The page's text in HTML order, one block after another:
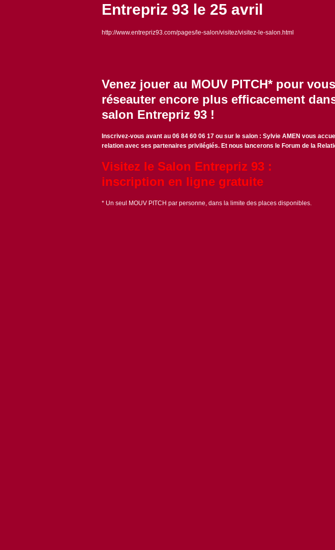
Entrepriz 93 le 25 avril
http://www.entrepriz93.com/pages/le-salon/visitez/visitez-le-salon.html
Venez jouer au MOUV PITCH* pour
réseauter encore plus efficacement
salon Entrepriz 93 !
Inscrivez-vous avant au 06 84 60 06 17 ou sur le salon : Sylvie AMEN vous
relation avec ses partenaires privilégiés. Et nous lancerons le Forum de la
Visitez le Salon Entrepriz 93 :
inscription en ligne gratuite
* Un seul MOUV PITCH par personne, dans la limite des places disponibles.